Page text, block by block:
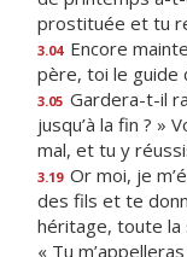
prostituée et tu
3.04 Encore
père, toi le guide
3.05 Gardera-t-il
jusqu’à la fin ? »
mal, et tu y
3.19 Or moi, je
des fils et te
héritage, toute la
« Tu